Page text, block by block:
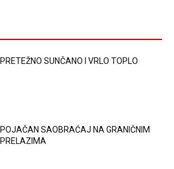
PRETEŽNO SUNČANO I VRLO TOPLO
POJAČAN SAOBRAĆAJ NA GRANIČNIM
PRELAZIMA